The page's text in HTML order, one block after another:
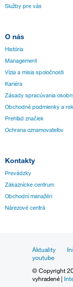
Služby pre vás
O nás
História
Management
Vízia a misia spoločnosti
Kariéra
Zásady spracúvania
Obchodné podmienky a
Prehľad značiek
Ochrana oznamovateľov
Kontakty
Prevádzky
Zákaznícke centrum
Obchodní manažéri
Nárezové centrá
Aktuality
youtube
© Copyright
vyhradené |